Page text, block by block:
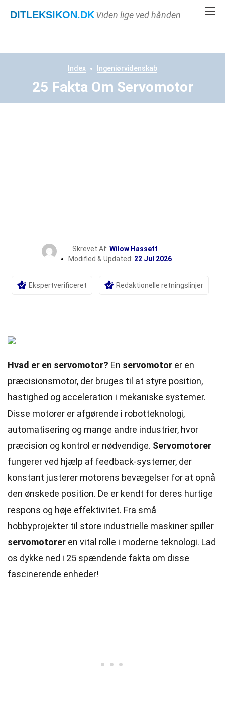
DITLEKSIKON.DKViden lige ved hånden
Index Ingeniørvidenskab
25 Fakta Om Servomotor
Skrevet Af: Wilow Hassett
Modified & Updated: 22 Jul 2026
Ekspertverificeret Redaktionelle retningslinjer
Hvad er en servomotor? En servomotor er en
præcisionsmotor, der bruges til at styre position,
hastighed og acceleration i mekaniske systemer.
Disse motorer er afgørende i robotteknologi,
automatisering og mange andre industrier, hvor
præcision og kontrol er nødvendige. Servomotorer
fungerer ved hjælp af feedback-systemer, der
konstant justerer motorens bevægelser for at opnå
den ønskede position. De er kendt for deres hurtige
respons og høje effektivitet. Fra små
hobbyprojekter til store industrielle maskiner spiller
servomotorer en vital rolle i moderne teknologi. Lad
os dykke ned i 25 spændende fakta om disse
fascinerende enheder!